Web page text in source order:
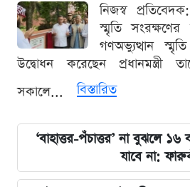
নিজস্ব
স্মৃতি সংরক্ষণের
গণঅভ্যুত্থান
উদ্বোধন করেছেন প্রধানমন্ত্রী
সকালে...
বিস্তারিত
‘বাহাত্তর-পঁচাত্তর’ না বুঝলে
যাবে না: